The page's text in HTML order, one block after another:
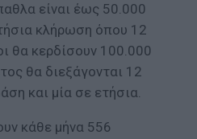
είναι έως 50.000
κλήρωση όπου 12
θα κερδίσουν 100.000
θα διεξάγονται 12
και μία σε ετήσια.
κάθε μήνα 556